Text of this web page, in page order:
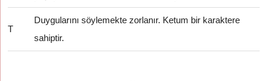
T
Duygularını söylemekte zorlanır. Ketum bir karaktere
sahiptir.